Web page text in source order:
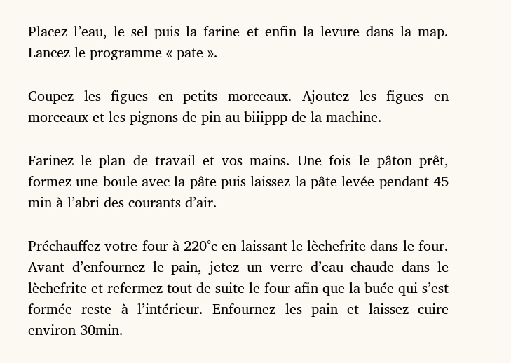
Placez l’eau, le sel puis la farine et enfin la levure dans la map.
Lancez le programme « pate ».
Coupez les figues en petits morceaux. Ajoutez les figues en
morceaux et les pignons de pin au biiippp de la machine.
Farinez le plan de travail et vos mains. Une fois le pâton prêt,
formez une boule avec la pâte puis laissez la pâte levée pendant 45
min à l’abri des courants d’air.
Préchauffez votre four à 220°c en laissant le lèchefrite dans le four.
Avant d’enfournez le pain, jetez un verre d’eau chaude dans le
lèchefrite et refermez tout de suite le four afin que la buée qui s’est
formée reste à l’intérieur. Enfournez les pain et laissez cuire
environ 30min.